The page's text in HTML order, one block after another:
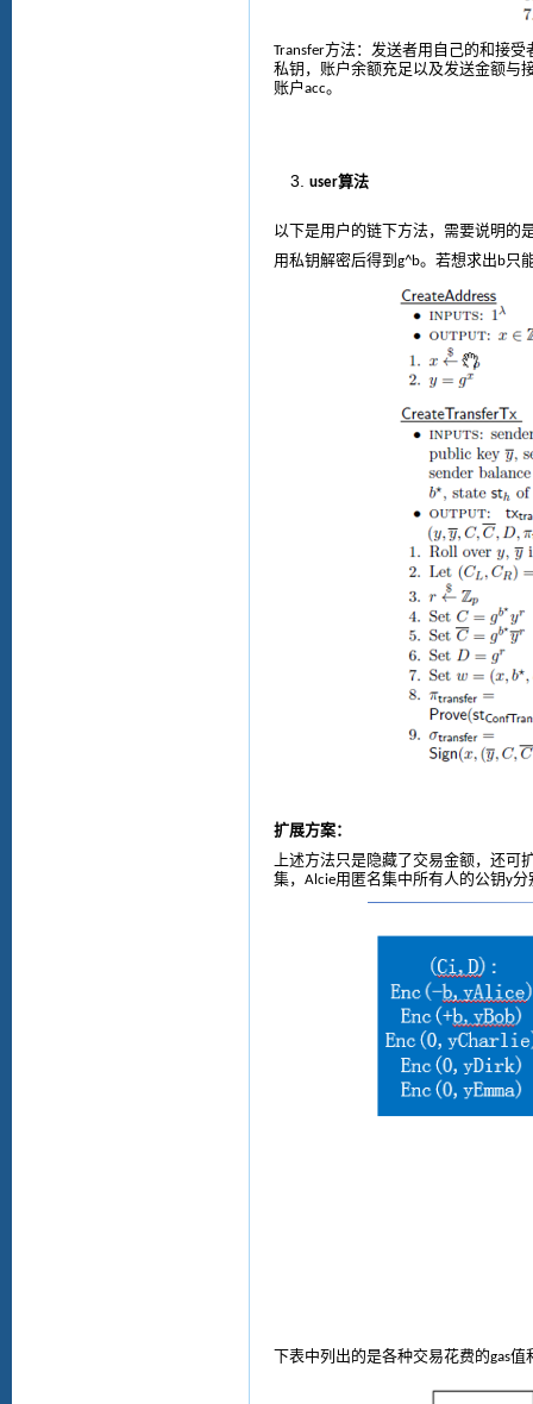
Transfer方法： 发送者用自己的和接受
私钥，账户余额充足以及发送金额与
账户acc。
user算法
以下是用户的链下方法， 需要说明的
用私钥解密后得到 g^b。 若想求出 b只
扩展方案：
上述方法只是隐藏了交易金额， 还可
集， Alcie用匿名集中所有人的公钥y分
下表中列出的是各种交易花费的gas值